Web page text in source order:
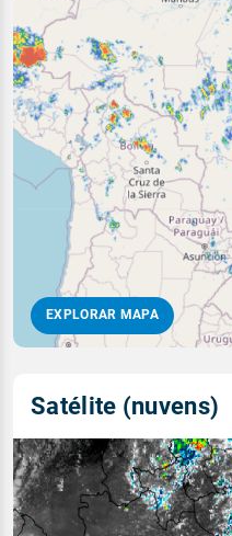
EXPLORAR MAPA
Satélite (nuvens)